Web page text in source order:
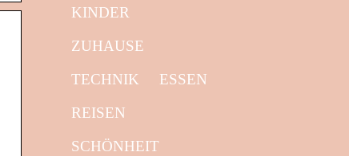
KINDER
ZUHAUSE
TECHNIK
ESSEN
REISEN
SCHÖNHEIT